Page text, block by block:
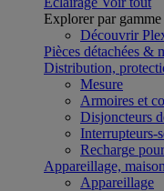
Explorer par gamme
Découvrir
Pièces détachées &
Distribution,
Mesure
Armoires et
Disjoncteurs
Interrupteurs-
Recharge
Appareillage,
Appareillage